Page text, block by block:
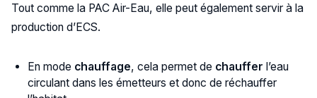
Tout comme la PAC Air-Eau, elle peut également servir à la
production d’ECS.
En mode chauffage, cela permet de chauffer l’eau
circulant dans les émetteurs et donc de réchauffer